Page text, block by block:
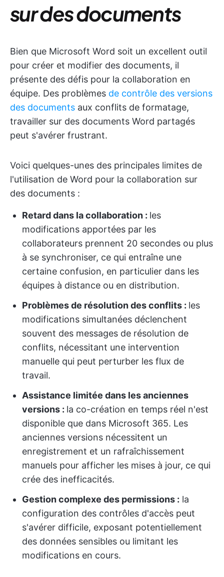
sur des documents
Bien que Microsoft Word soit un excellent outil
pour créer et modifier des documents, il
présente des défis pour la collaboration en
équipe. Des problèmes de contrôle des versions
des documents aux conflits de formatage,
travailler sur des documents Word partagés
peut s'avérer frustrant.
Voici quelques-unes des principales limites de
l'utilisation de Word pour la collaboration sur
des documents :
Retard dans la collaboration : les
modifications apportées par les
collaborateurs prennent 20 secondes ou plus
à se synchroniser, ce qui entraîne une
certaine confusion, en particulier dans les
équipes à distance ou en distribution.
Problèmes de résolution des conflits : les
modifications simultanées déclenchent
souvent des messages de résolution de
conflits, nécessitant une intervention
manuelle qui peut perturber les flux de
travail.
Assistance limitée dans les anciennes
versions : la co-création en temps réel n'est
disponible que dans Microsoft 365. Les
anciennes versions nécessitent un
enregistrement et un rafraîchissement
manuels pour afficher les mises à jour, ce qui
crée des inefficacités.
Gestion complexe des permissions : la
configuration des contrôles d'accès peut
s'avérer difficile, exposant potentiellement
des données sensibles ou limitant les
modifications en cours.